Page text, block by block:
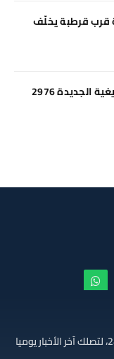
قرب قرطبة يخلّف
برشلونة تحتفل بالسنة الأمازيغية الجديدة 2976
واتساب